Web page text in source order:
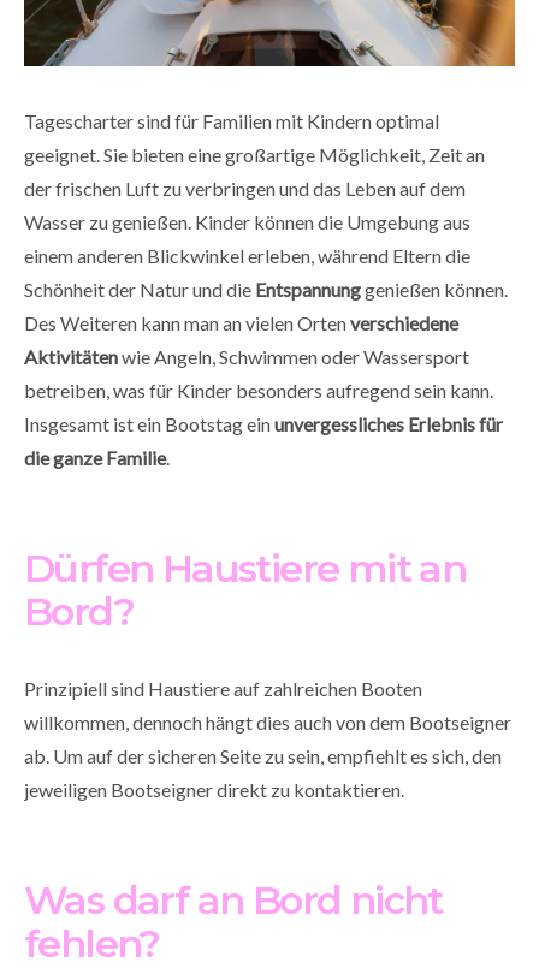
Tagescharter sind für Familien mit Kindern optimal
geeignet. Sie bieten eine großartige Möglichkeit, Zeit an
der frischen Luft zu verbringen und das Leben auf dem
Wasser zu genießen. Kinder können die Umgebung aus
einem anderen Blickwinkel erleben, während Eltern die
Schönheit der Natur und die Entspannunggenießen können.
Des Weiteren kann man an vielen Ortenverschiedene
Aktivitätenwie Angeln, Schwimmen oder Wassersport
betreiben, was für Kinder besonders aufregend sein kann.
Insgesamt ist ein Bootstag einunvergessliches Erlebnis für
die ganze Familie.
Dürfen Haustiere mit an
Bord?
Prinzipiell sind Haustiere auf zahlreichen Booten
willkommen, dennoch hängt dies auch von dem Bootseigner
ab. Um auf der sicheren Seite zu sein, empfiehlt es sich, den
jeweiligen Bootseigner direkt zu kontaktieren.
Was darf an Bord nicht
fehlen?